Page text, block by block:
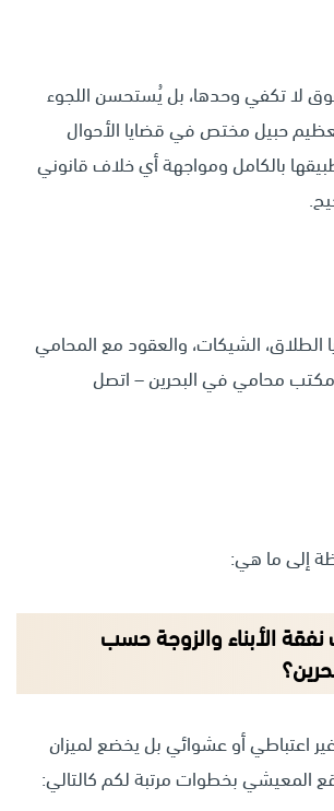
لا تكفي وحدها، بل يُستحسن اللجوء
حبيلمختص في قضايا الأحوال
بالكامل ومواجهة أي خلاف قانوني
الشيكات، والعقود مع المحامي
محامي في البحرين – اتصل
إلى ما هي:
الأبناء والزوجة حسب
اعتباطي أو عشوائي بل يخضع لميزان
المعيشي بخطوات مرتبة لكم كالتالي: